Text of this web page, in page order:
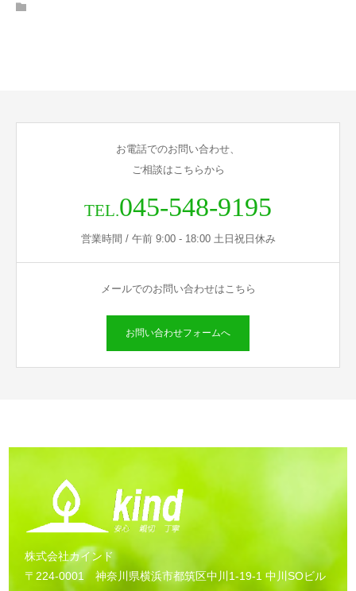
お電話でのお問い合わせ、
ご相談はこちらから
TEL.045-548-9195
営業時間 / 午前 9:00 - 18:00 土日祝日休み
メールでのお問い合わせはこちら
お問い合わせフォームへ
株式会社カインド
〒224-0001 神奈川県横浜市都筑区中川1-19-1 中川SOビル